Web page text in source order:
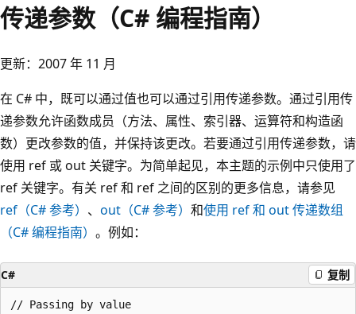
传递参数（C# 编程指南）
更新：2007 年 11 月
在 C# 中，既可以通过值也可以通过引用传递参数。通过引用传
递参数允许函数成员（方法、属性、索引器、运算符和构造函
数）更改参数的值，并保持该更改。若要通过引用传递参数，请
使用 ref 或 out 关键字。为简单起见，本主题的示例中只使用了
ref 关键字。有关 ref 和 ref 之间的区别的更多信息，请参见
ref（C# 参考） 、 out（C# 参考） 和使用 ref 和 out 传递数组
（C# 编程指南） 。例如：
C# 复制
// Passing by value